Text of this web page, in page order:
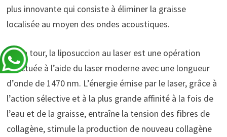
plus innovante qui consiste à éliminer la graisse
localisée au moyen des ondes acoustiques.
À son tour, la liposuccion au laser est une opération
effectuée à l’aide du laser moderne avec une longueur
d’onde de 1470 nm. L’énergie émise par le laser, grâce à
l’action sélective et à la plus grande affinité à la fois de
l’eau et de la graisse, entraîne la tension des fibres de
collagène, stimule la production de nouveau collagène